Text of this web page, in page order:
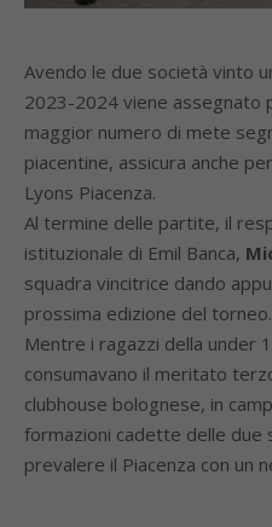
Avendo le due società vinto
2023-2024 viene assegnato
maggior numero di mete
piacentine, assicura anche
Lyons Piacenza.
Al termine delle partite, il
istituzionale di Emil Banca,
squadra vincitrice dando
prossima edizione del torneo.
Mentre i ragazzi della under
consumavano il meritato
clubhouse bolognese, in
formazioni cadette delle due
prevalere il Piacenza con un